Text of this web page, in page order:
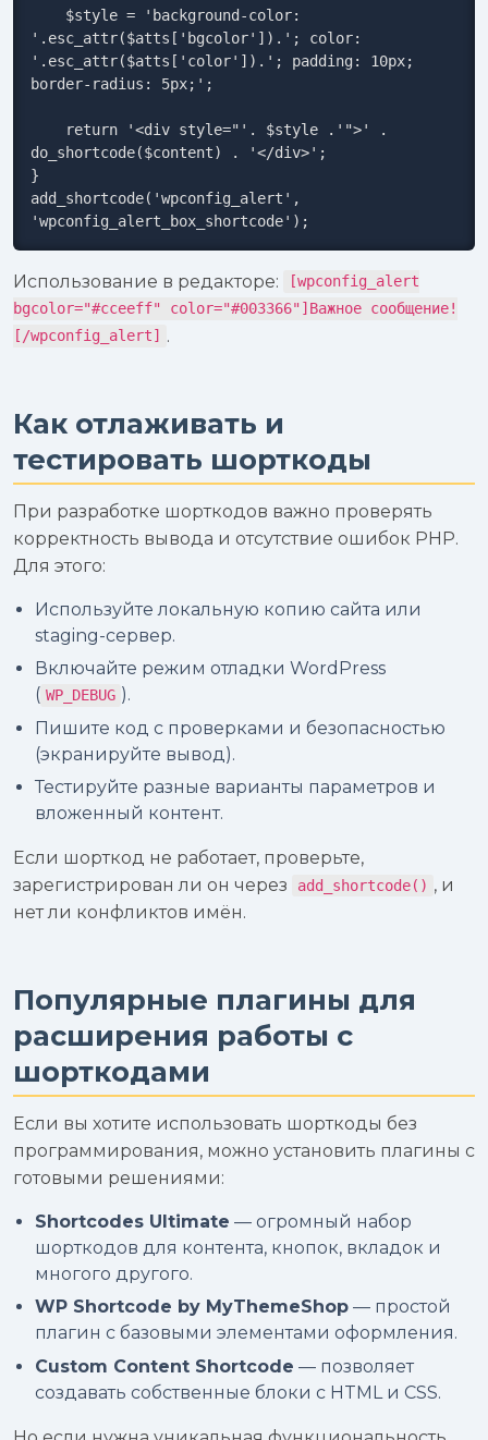
'.esc_attr($atts['bgcolor']).'; color:
'.esc_attr($atts['color']).'; padding: 10px;
border-radius: 5px;';
do_shortcode($content) . '</div>';
}
add_shortcode('wpconfig_alert',
'wpconfig_alert_box_shortcode');
Использование в редакторе:
[wpconfig_alert
bgcolor="#cceeff" color="#003366"]Важное сообщение!
[/wpconfig_alert]
.
Как отлаживать и
тестировать шорткоды
При разработке шорткодов важно проверять
корректность вывода и отсутствие ошибок PHP.
Для этого:
Используйте локальную копию сайта или
staging-сервер.
Включайте режим отладки WordPress
( WP_DEBUG ).
Пишите код с проверками и безопасностью
(экранируйте вывод).
Тестируйте разные варианты параметров и
вложенный контент.
Если шорткод не работает, проверьте,
зарегистрирован ли он через
add_shortcode() , и
нет ли конфликтов имён.
Популярные плагины для
расширения работы с
шорткодами
Если вы хотите использовать шорткоды без
программирования, можно установить плагины с
готовыми решениями:
Shortcodes Ultimate — огромный набор
шорткодов для контента, кнопок, вкладок и
многого другого.
WP Shortcode by MyThemeShop — простой
плагин с базовыми элементами оформления.
Custom Content Shortcode — позволяет
создавать собственные блоки с HTML и CSS.